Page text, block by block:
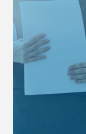
Del 7 de octubre de
Online
Certificado en
Certificación
Del 7 de octubre de